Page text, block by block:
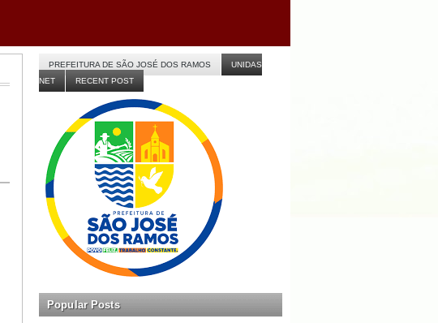
PREFEITURA DE SÃO JOSÉ DOS RAMOS
UNIDAS
NET
RECENT POST
Popular Posts